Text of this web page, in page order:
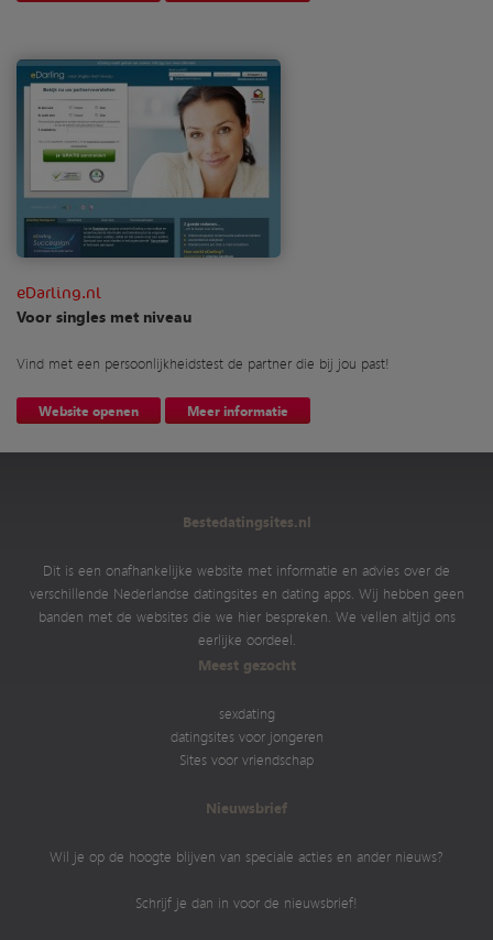
eDarling.nl
Voor singles met niveau
Vind met een persoonlijkheidstest de partner die bij jou past!
Website openen Meer informatie
Bestedatingsites.nl
Dit is een onafhankelijke website met informatie en advies over de
verschillende Nederlandse datingsites en dating apps. Wij hebben geen
banden met de websites die we hier bespreken. We vellen altijd ons
eerlijke oordeel.
Meest gezocht
sexdating
datingsites voor jongeren
Sites voor vriendschap
Nieuwsbrief
Wil je op de hoogte blijven van speciale acties en ander nieuws?
Schrijf je dan in voor de nieuwsbrief!